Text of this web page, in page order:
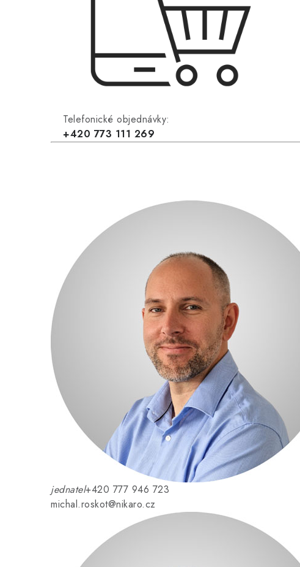
Telefonické objednávky:
+420 773 111 269
jednatel+420 777 946 723
michal.roskot@nikaro.cz